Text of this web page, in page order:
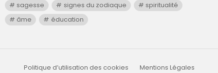
sagesse
signes du zodiaque
spiritualité
âme
éducation
Politique d’utilisation des cookies
Mentions Légales